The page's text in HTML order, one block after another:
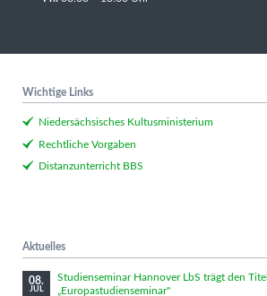
Wichtige Links
Niedersächsisches Kultusministerium
Rechtliche Vorgaben
Distanzunterricht BBS
Aktuelles
08.
JUL
Studienseminar Hannover LbS trägt den Titel
„Europastudienseminar"